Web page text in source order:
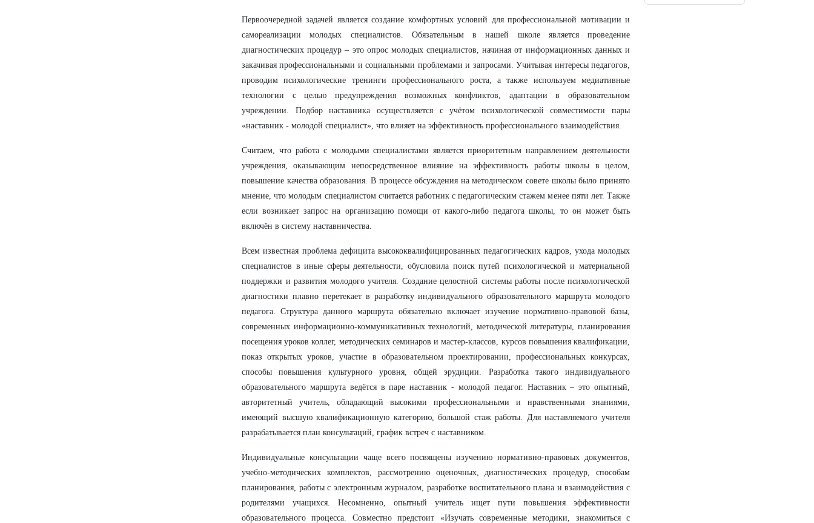
Первоочередной задачей является создание комфортных условий для профессиональной мотивации и
самореализации молодых специалистов. Обязательным в нашей школе является проведение
диагностических процедур – это опрос молодых специалистов, начиная от информационных данных и
закачивая профессиональными и социальными проблемами и запросами. Учитывая интересы педагогов,
проводим психологические тренинги профессионального роста, а также используем медиативные
технологии с целью предупреждения возможных конфликтов, адаптации в образовательном
учреждении. Подбор наставника осуществляется с учётом психологической совместимости пары
«наставник - молодой специалист», что влияет на эффективность профессионального взаимодействия.
Считаем, что работа с молодыми специалистами является приоритетным направлением деятельности
учреждения, оказывающим непосредственное влияние на эффективность работы школы в целом,
повышение качества образования. В процессе обсуждения на методическом совете школы было принято
мнение, что молодым специалистом считается работник с педагогическим стажем менее пяти лет. Также
если возникает запрос на организацию помощи от какого-либо педагога школы, то он может быть
включён в систему наставничества.
Всем известная проблема дефицита высококвалифицированных педагогических кадров, ухода молодых
специалистов в иные сферы деятельности, обусловила поиск путей психологической и материальной
поддержки и развития молодого учителя. Создание целостной системы работы после психологической
диагностики плавно перетекает в разработку индивидуального образовательного маршрута молодого
педагога. Структура данного маршрута обязательно включает изучение нормативно-правовой базы,
современных информационно-коммуникативных технологий, методической литературы, планирования
посещения уроков коллег, методических семинаров и мастер-классов, курсов повышения квалификации,
показ открытых уроков, участие в образовательном проектировании, профессиональных конкурсах,
способы повышения культурного уровня, общей эрудиции. Разработка такого индивидуального
образовательного маршрута ведётся в паре наставник - молодой педагог. Наставник – это опытный,
авторитетный учитель, обладающий высокими профессиональными и нравственными знаниями,
имеющий высшую квалификационную категорию, большой стаж работы. Для наставляемого учителя
разрабатывается план консультаций, график встреч с наставником.
Индивидуальные консультации чаще всего посвящены изучению нормативно-правовых документов,
учебно-методических комплектов, рассмотрению оценочных, диагностических процедур, способам
планирования, работы с электронным журналом, разработке воспитательного плана и взаимодействия с
родителями учащихся. Несомненно, опытный учитель ищет пути повышения эффективности
образовательного процесса. Совместно предстоит «Изучать современные методики, знакомиться с